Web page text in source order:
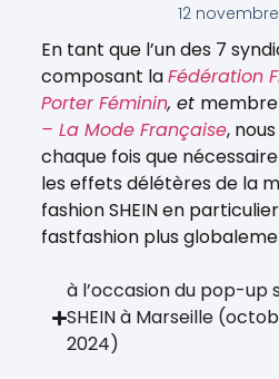
12
En tant que l’un des 7
composant laFédération
Porter Féminin, et
– La Mode Française,
chaque fois que
les effets délétères de la
fashionSHEIN en
fastfashion plus
à l’occasion du pop-
SHEIN à Marseille
2024)